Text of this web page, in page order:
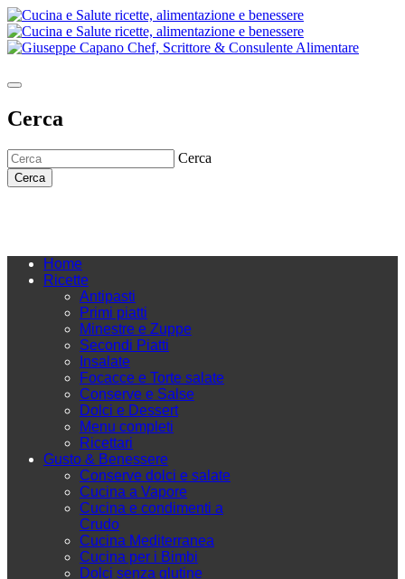
Cerca
Cerca
Cerca
Home
Ricette
Antipasti
Primi piatti
Minestre e Zuppe
Secondi Piatti
Insalate
Focacce e Torte salate
Conserve e Salse
Dolci e Dessert
Menu completi
Ricettari
Gusto & Benessere
Conserve dolci e salate
Cucina a Vapore
Cucina e condimenti a
Crudo
Cucina Mediterranea
Cucina per i Bimbi
Dolci senza glutine